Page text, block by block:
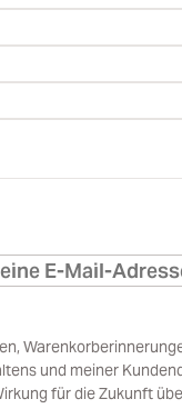
und meiner
für die Zukunft